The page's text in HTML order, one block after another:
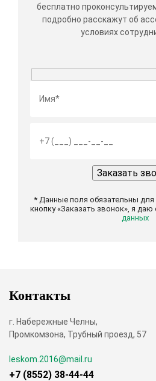
бесплатно
подробно расскажут об
условиях
* Данные поля обязательны
кнопку «Заказать звонок», я даю
данных
Контакты
г. Набережные Челны,
Промкомзона, Трубный проезд, 57
leskom.2016@mail.ru
+7 (8552) 38-44-44